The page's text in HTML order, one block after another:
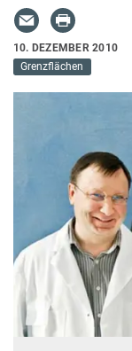
10. DEZEMBER 2010
Grenzflächen